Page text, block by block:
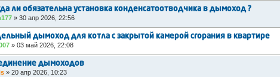
ли обязательна установка конденсатоотводчика в дымоход ?
» 30 апр 2026, 22:56
дымоход для котла с закрытой камерой сгорания в квартире
» 03 май 2026, 22:08
дымоходов
» 20 апр 2026, 10:23